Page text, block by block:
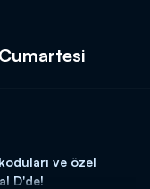
ve özel
D'de!